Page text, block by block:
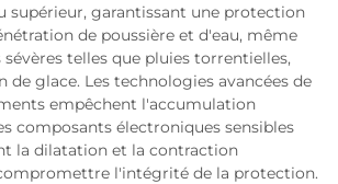
supérieur, garantissant une protection
de poussière et d'eau, même
telles que pluies torrentielles,
glace. Les technologies avancées de
empêchent l'accumulation
composants électroniques sensibles
la dilatation et la contraction
l'intégrité de la protection.